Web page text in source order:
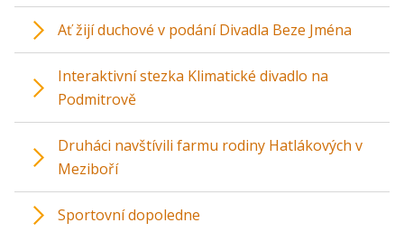
Ať žijí duchové v podání Divadla Beze Jména
Interaktivní stezka Klimatické divadlo na
Podmitrově
Druháci navštívili farmu rodiny Hatlákových v
Meziboří
Sportovní dopoledne